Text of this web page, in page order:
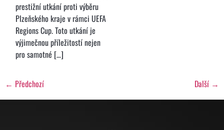
prestižní utkání proti výběru
Plzeňského kraje v rámci UEFA
Regions Cup. Toto utkání je
výjimečnou příležitostí nejen
pro samotné […]
← Předchozí Další →